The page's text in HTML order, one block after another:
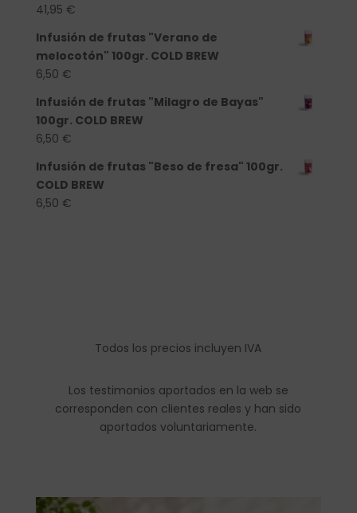
41,95 €
Infusión de frutas "Verano de
melocotón" 100gr. COLD BREW
6,50 €
Infusión de frutas "Milagro de Bayas"
100gr. COLD BREW
6,50 €
Infusión de frutas "Beso de fresa" 100gr.
COLD BREW
6,50 €
Todos los precios incluyen IVA
Los testimonios aportados en la web se
corresponden con clientes reales y han sido
aportados voluntariamente.